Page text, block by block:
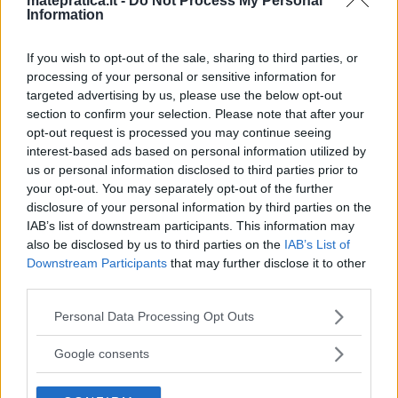
Information
If you wish to opt-out of the sale, sharing to third parties, or
processing of your personal or sensitive information for
targeted advertising by us, please use the below opt-out
section to confirm your selection. Please note that after your
opt-out request is processed you may continue seeing
interest-based ads based on personal information utilized by
us or personal information disclosed to third parties prior to
your opt-out. You may separately opt-out of the further
disclosure of your personal information by third parties on the
IAB’s list of downstream participants. This information may
also be disclosed by us to third parties on the IAB’s List of
Downstream Participants that may further disclose it to other
Please note that this website/app uses one or more Google
not limited to your visit or usage behaviour. You may click to
use your data for below specified purposes in below Google
Personal Data Processing Opt Outs
Google consents
\] Volume dei solidi di rotazione: \[
dx \] Altre proprietà degli integrali definiti:[…]
Read More…
Funzioni elementari e loro
domini – Formulario
Di seguito una raccolta delle principali funzioni
analitiche. Indichiamo per ogni funzione: la
esistenza), il codominio C, il dominio D’ della
derivata (intervallo di derivazione), e il grafico
su piano cartesiano. Funzione costante [